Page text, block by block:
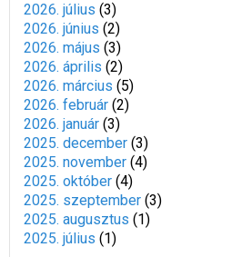
2026. július (3)
2026. június (2)
2026. május (3)
2026. április (2)
2026. március (5)
2026. február (2)
2026. január (3)
2025. december (3)
2025. november (4)
2025. október (4)
2025. szeptember (3)
2025. augusztus (1)
2025. július (1)